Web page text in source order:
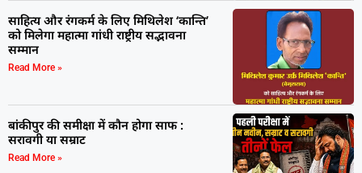
साहित्य और रंगकर्म के लिए मिथिलेश ‘कान्ति’
को मिलेगा महात्मा गांधी राष्ट्रीय सद्भावना
सम्मान
Read More »
बांकीपुर की समीक्षा में कौन होगा साफ :
सरावगी या सम्राट
Read More »